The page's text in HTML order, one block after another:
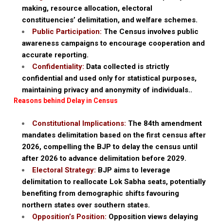
making, resource allocation, electoral
constituencies’ delimitation, and welfare schemes.
Public Participation: The Census involves public
awareness campaigns to encourage cooperation and
accurate reporting.
Confidentiality: Data collected is strictly
confidential and used only for statistical purposes,
maintaining privacy and anonymity of individuals..
Reasons behind Delay in Census
Constitutional Implications: The 84th amendment
mandates delimitation based on the first census after
2026, compelling the BJP to delay the census until
after 2026 to advance delimitation before 2029.
Electoral Strategy: BJP aims to leverage
delimitation to reallocate Lok Sabha seats, potentially
benefiting from demographic shifts favouring
northern states over southern states.
Opposition’s Position: Opposition views delaying